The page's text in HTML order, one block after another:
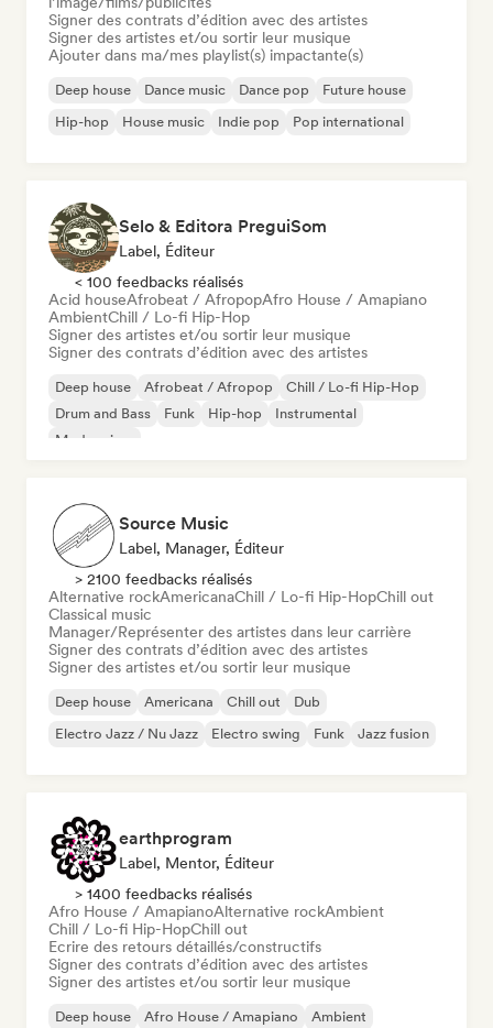
Signer des contrats d’édition avec des artistes
Signer des artistes et/ou sortir leur musique
Ajouter dans ma/mes playlist(s) impactante(s)
Deep house Dance music Dance pop
Future house
Hip-hop
House music Indie pop Pop international
Selo & Editora PreguiSom
Label, Éditeur
< 100 feedbacks réalisés
Acid houseAfrobeat / AfropopAfro House / Amapiano
AmbientChill / Lo-fi Hip-Hop
Signer des artistes et/ou sortir leur musique
Signer des contrats d’édition avec des artistes
Deep house Afrobeat / Afropop
Chill / Lo-fi Hip-Hop
Drum and Bass
Funk Hip-hop
Instrumental
Modern jazz
Source Music
Label, Manager, Éditeur
> 2100 feedbacks réalisés
Alternative rockAmericanaChill / Lo-fi Hip-HopChill out
Classical music
Manager/Représenter des artistes dans leur carrière
Signer des contrats d’édition avec des artistes
Signer des artistes et/ou sortir leur musique
Deep house Americana Chill out
Dub
Electro Jazz / Nu Jazz
Electro swing Funk Jazz fusion
earthprogram
Label, Mentor, Éditeur
> 1400 feedbacks réalisés
Afro House / AmapianoAlternative rockAmbient
Chill / Lo-fi Hip-HopChill out
Ecrire des retours détaillés/constructifs
Signer des contrats d’édition avec des artistes
Signer des artistes et/ou sortir leur musique
Deep house Afro House / Amapiano
Ambient